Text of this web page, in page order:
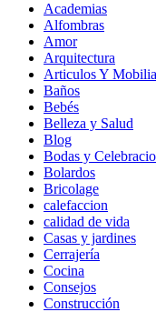
Academias
Alfombras
Amor
Arquitectura
Articulos Y
Baños
Bebés
Belleza y Salud
Blog
Bodas y
Bolardos
Bricolage
calefaccion
calidad de vida
Casas y jardines
Cerrajería
Cocina
Consejos
Construcción